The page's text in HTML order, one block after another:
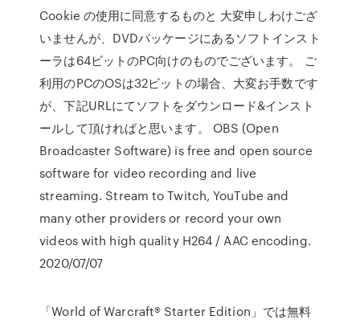
Cookie の使用に同意するものと 大変申しわけござ
いませんが、DVDパッケージにあるソフトインスト
ーラは64ビットのPC向けのものでございます。 ご
利用のPCのOSは32ビットの場合、大変お手数です
が、下記URLにてソフトをダウンロード&インスト
ールして頂ければと思います。 OBS (Open
Broadcaster Software) is free and open source
software for video recording and live
streaming. Stream to Twitch, YouTube and
many other providers or record your own
videos with high quality H264 / AAC encoding.
2020/07/07
「World of Warcraft® Starter Edition」では無料